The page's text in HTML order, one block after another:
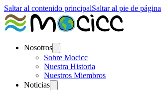
Saltar al contenido principalSaltar al pie de página
Nosotros
Sobre Mocicc
Nuestra Historia
Nuestros Miembros
Noticias